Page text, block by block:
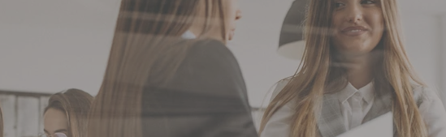
למה את.ה מחכה?